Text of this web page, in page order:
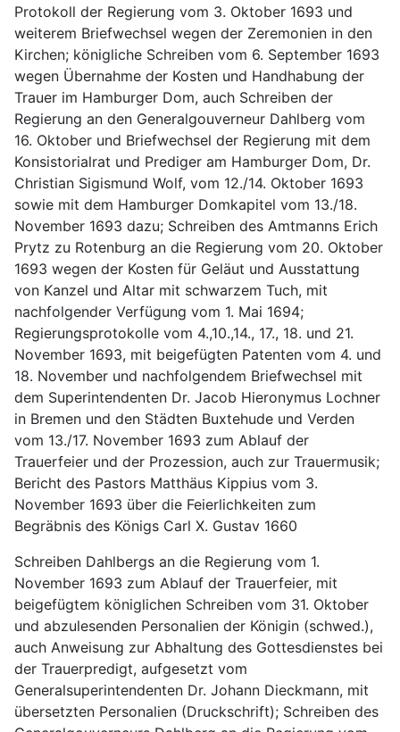
Protokoll der Regierung vom 3. Oktober 1693 und
weiterem Briefwechsel wegen der Zeremonien in den
Kirchen; königliche Schreiben vom 6. September 1693
wegen Übernahme der Kosten und Handhabung der
Trauer im Hamburger Dom, auch Schreiben der
Regierung an den Generalgouverneur Dahlberg vom
16. Oktober und Briefwechsel der Regierung mit dem
Konsistorialrat und Prediger am Hamburger Dom, Dr.
Christian Sigismund Wolf, vom 12./14. Oktober 1693
sowie mit dem Hamburger Domkapitel vom 13./18.
November 1693 dazu; Schreiben des Amtmanns Erich
Prytz zu Rotenburg an die Regierung vom 20. Oktober
1693 wegen der Kosten für Geläut und Ausstattung
von Kanzel und Altar mit schwarzem Tuch, mit
nachfolgender Verfügung vom 1. Mai 1694;
Regierungsprotokolle vom 4.,10.,14., 17., 18. und 21.
November 1693, mit beigefügten Patenten vom 4. und
18. November und nachfolgendem Briefwechsel mit
dem Superintendenten Dr. Jacob Hieronymus Lochner
in Bremen und den Städten Buxtehude und Verden
vom 13./17. November 1693 zum Ablauf der
Trauerfeier und der Prozession, auch zur Trauermusik;
Bericht des Pastors Matthäus Kippius vom 3.
November 1693 über die Feierlichkeiten zum
Begräbnis des Königs Carl X. Gustav 1660
Schreiben Dahlbergs an die Regierung vom 1.
November 1693 zum Ablauf der Trauerfeier, mit
beigefügtem königlichen Schreiben vom 31. Oktober
und abzulesenden Personalien der Königin (schwed.),
auch Anweisung zur Abhaltung des Gottesdienstes bei
der Trauerpredigt, aufgesetzt vom
Generalsuperintendenten Dr. Johann Dieckmann, mit
übersetzten Personalien (Druckschrift); Schreiben des